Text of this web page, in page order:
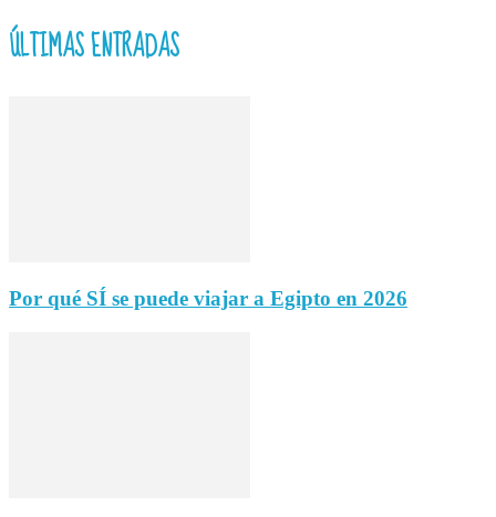
ÚLTIMAS ENTRADAS
Por qué SÍ se puede viajar a Egipto en 2026